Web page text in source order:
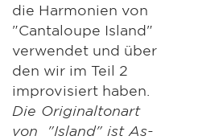
die Harmonien von
"Cantaloupe Island"
verwendet und über
den wir im Teil 2
improvisiert haben.
Die Originaltonart
von "Island" ist As-